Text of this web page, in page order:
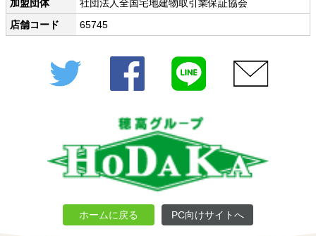
加盟団体
社団法人全国宅地建物取引業保証協会
店舗コード
65745
Twitter Facebook
ホームに戻る PC向けサイトへ